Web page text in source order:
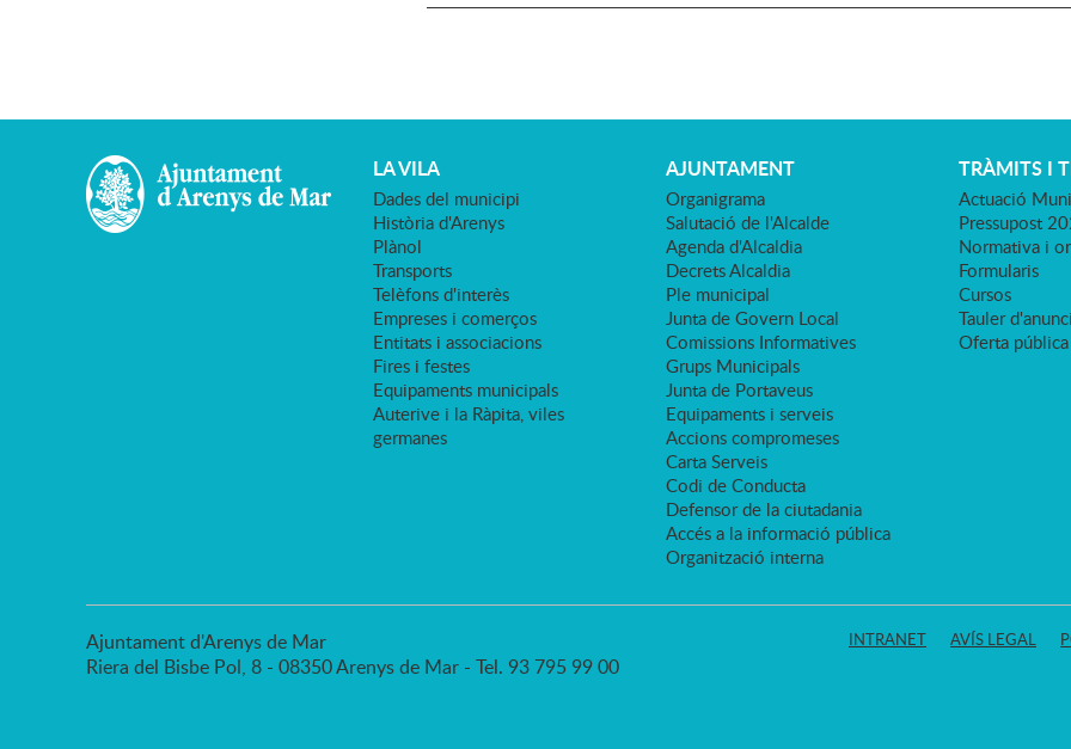
LA VILA
Dades del municipi
Història d'Arenys
Plànol
Transports
Telèfons d'interès
Empreses i comerços
Entitats i associacions
Fires i festes
Equipaments municipals
Auterive i la Ràpita, viles
germanes
AJUNTAMENT
Organigrama
Salutació de l'Alcalde
Agenda d'Alcaldia
Decrets Alcaldia
Ple municipal
Junta de Govern Local
Comissions Informatives
Grups Municipals
Junta de Portaveus
Equipaments i serveis
Accions compromeses
Carta Serveis
Codi de Conducta
Defensor de la ciutadania
Accés a la informació pública
Organització interna
TRÀMITS I
Actuació
Pressupost
Normativa i
Formularis
Cursos
Tauler
Oferta
Ajuntament d'Arenys de Mar
Riera del Bisbe Pol, 8 - 08350 Arenys de Mar - Tel. 93 795 99 00
INTRANET AVÍS LEGAL